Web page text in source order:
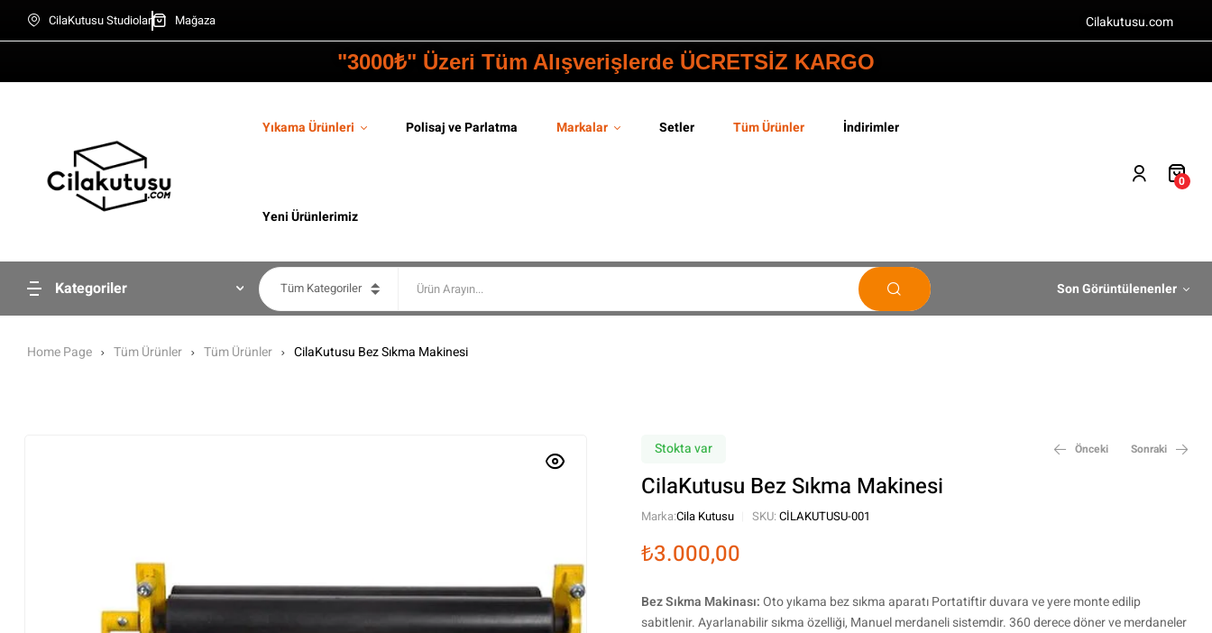
CilaKutusu Studiolar Mağaza Cilakutusu.com
"3000₺" Üzeri Tüm Alışverişlerde ÜCRETSİZ KARGO
Yıkama Ürünleri Polisaj ve Parlatma Markalar Setler Tüm Ürünler İndirimler
Yeni Ürünlerimiz
0
Kategoriler Tüm Kategoriler Son Görüntülenenler
Home Page Tüm Ürünler Tüm Ürünler CilaKutusu Bez Sıkma Makinesi
Stokta var Önceki Sonraki
CilaKutusu Bez Sıkma Makinesi
Marka:Cila Kutusu SKU: CILAKUTUSU-001
₺3.000,00
Bez Sıkma Makinası:Oto yıkama bez sıkma aparatı Portatiftir duvara ve yere monte edilip
sabitlenir. Ayarlanabilir sıkma özelliği, Manuel merdaneli sistemdir. 360 derece döner ve merdaneler